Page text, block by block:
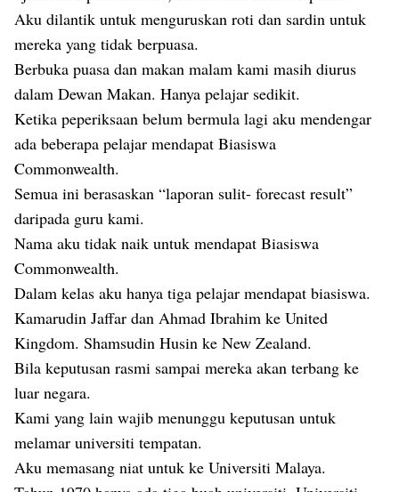
Aku dilantik untuk menguruskan roti dan sardin untuk
mereka yang tidak berpuasa.
Berbuka puasa dan makan malam kami masih diurus
dalam Dewan Makan. Hanya pelajar sedikit.
Ketika peperiksaan belum bermula lagi aku mendengar
ada beberapa pelajar mendapat Biasiswa
Commonwealth.
Semua ini berasaskan “laporan sulit- forecast result”
daripada guru kami.
Nama aku tidak naik untuk mendapat Biasiswa
Commonwealth.
Dalam kelas aku hanya tiga pelajar mendapat biasiswa.
Kamarudin Jaffar dan Ahmad Ibrahim ke United
Kingdom. Shamsudin Husin ke New Zealand.
Bila keputusan rasmi sampai mereka akan terbang ke
luar negara.
Kami yang lain wajib menunggu keputusan untuk
melamar universiti tempatan.
Aku memasang niat untuk ke Universiti Malaya.